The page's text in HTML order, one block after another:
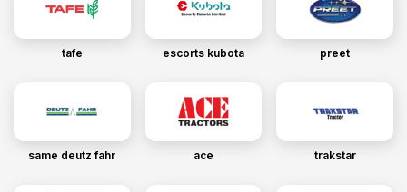
tafe escorts kubota preet
same deutz fahr ace trakstar